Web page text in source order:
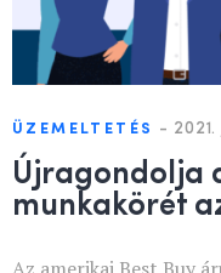
ÜZEMELTETÉS -
Újragondolja
munkakörét
Az amerikai Best Buy